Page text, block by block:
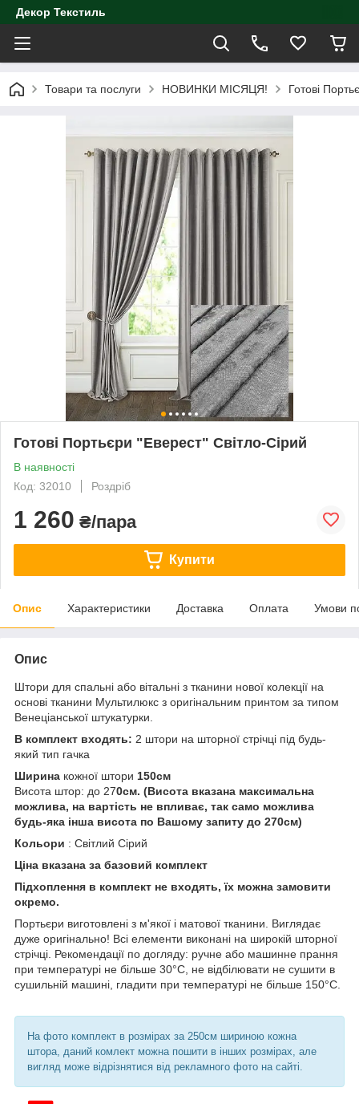
Декор Текстиль
Товари та послуги НОВИНКИ МІСЯЦЯ! Готові
Готові Портьєри "Еверест" Світло-Сірий
В наявності
Код: 32010
Роздріб
1 260 ₴/пара
Купити
Опис Характеристики Доставка Оплата Умови
Опис
Штори для спальні або вітальні з тканини нової колекції на
основі тканини Мультилюкс з оригінальним принтом за типом
Венеціанської штукатурки.
В комплект входять: 2 штори на шторної стрічці під будь-
який тип гачка
Ширина кожної штори 150см
Висота штор: до 270см. (Висота вказана максимальна
можлива, на вартість не впливає, так само можлива
будь-яка інша висота по Вашому запиту до 270см)
Кольори : Світлий Сірий
Ціна вказана за базовий комплект
Підхоплення в комплект не входять, їх можна замовити
окремо.
Портьєри виготовлені з м'якої і матової тканини. Виглядає
дуже оригінально! Всі елементи виконані на широкій шторної
стрічці. Рекомендації по догляду: ручне або машинне прання
при температурі не більше 30°С, не відбілювати не сушити в
сушильній машині, гладити при температурі не більше 150°С.
На фото комплект в розмірах за 250см шириною кожна
штора, даний комлект можна пошити в інших розмірах, але
вигляд може відрізнятися від рекламного фото на сайті.